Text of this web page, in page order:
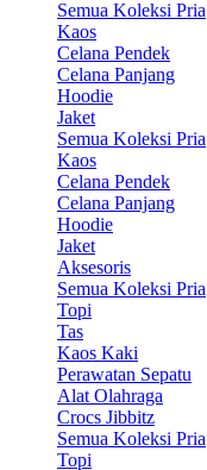
Semua Koleksi Pria
Kaos
Celana Pendek
Celana Panjang
Hoodie
Jaket
Semua Koleksi Pria
Kaos
Celana Pendek
Celana Panjang
Hoodie
Jaket
Aksesoris
Semua Koleksi Pria
Topi
Tas
Kaos Kaki
Perawatan Sepatu
Alat Olahraga
Crocs Jibbitz
Semua Koleksi Pria
Topi